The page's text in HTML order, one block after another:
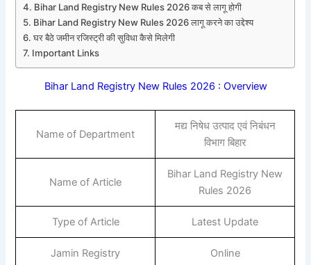
Bihar Land Registry New Rules 2026 कब से लागू होगी
Bihar Land Registry New Rules 2026 लागू करने का उद्देश्य
घर बैठे जमीन रजिस्ट्री की सुविधा कैसे मिलेगी
Important Links
Bihar Land Registry New Rules 2026 : Overview
Name of Department
मद्य निषेध उत्पाद एवं निबंधन
विभाग बिहार
Name of Article
Bihar Land Registry New
Rules 2026
Type of Article Latest Update
Jamin Registry Online